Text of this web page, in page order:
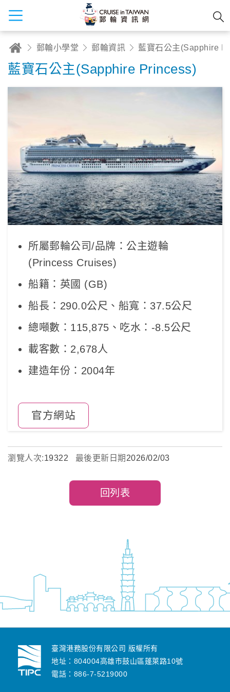
郵輪小學堂 郵輪資訊
藍寶石公主(Sapphire Princess)
所屬郵輪公司/品牌：公主遊輪
(Princess Cruises)
船籍：英國 (GB)
船長：290.0公尺、船寬：37.5公尺
總噸數：115,875、吃水：-8.5公尺
載客數：2,678人
建造年份：2004年
官方網站
瀏覽人次:19322 最後更新日期 2026/02/03
回列表
臺灣港務股份有限公司 版權所有
地址：804004高雄市鼓山區蓬萊路10號
電話：886-7-5219000